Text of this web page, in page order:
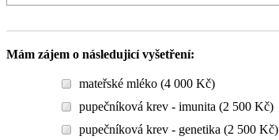
Mám zájem o následujicí vyšetření:
mateřské mléko (4 000 Kč)
pupečníková krev - imunita (2 500 Kč)
pupečníková krev - genetika (2 500 Kč)